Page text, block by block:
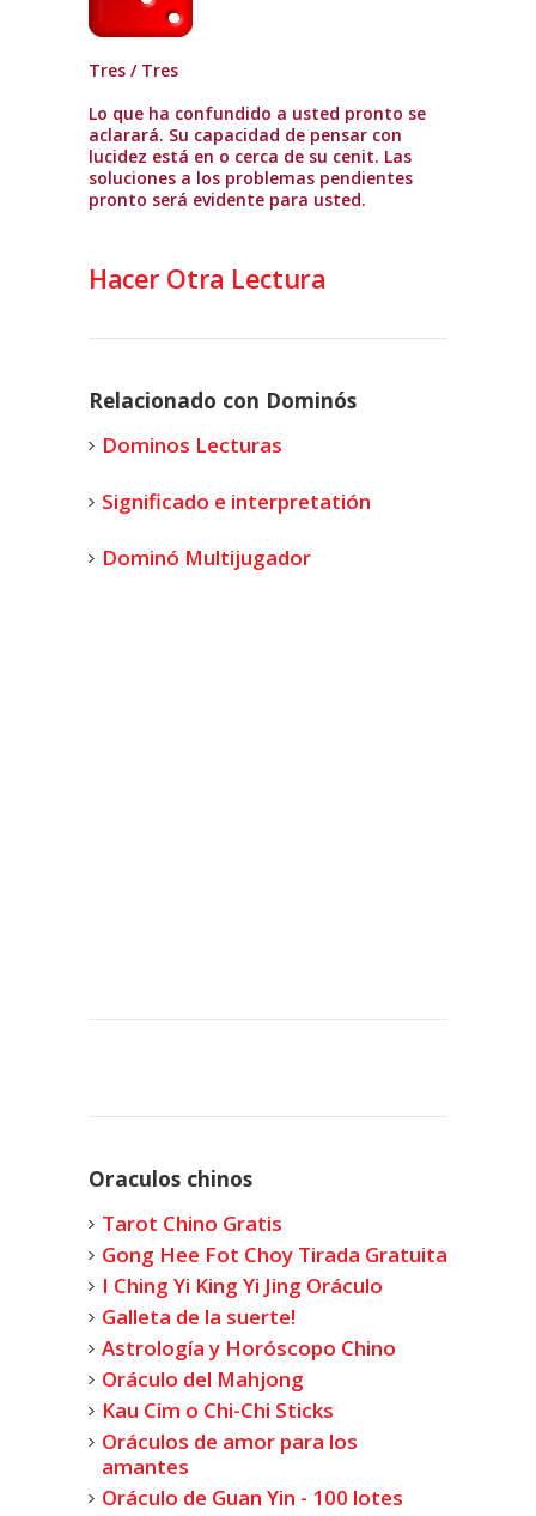
Tres / Tres
Lo que ha confundido a usted pronto se
aclarará. Su capacidad de pensar con
lucidez está en o cerca de su cenit. Las
soluciones a los problemas pendientes
pronto será evidente para usted.
Hacer Otra Lectura
Relacionado con Dominós
Dominos Lecturas
Significado e interpretatión
Dominó Multijugador
Oraculos chinos
Tarot Chino Gratis
Gong Hee Fot Choy Tirada Gratuita
I Ching Yi King Yi Jing Oráculo
Galleta de la suerte!
Astrología y Horóscopo Chino
Oráculo del Mahjong
Kau Cim o Chi-Chi Sticks
Oráculos de amor para los
amantes
Oráculo de Guan Yin - 100 lotes